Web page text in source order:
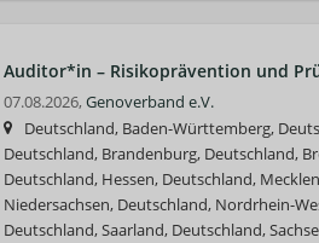
Auditor*in – Risikoprävention und
07.08.2026, Genoverband e.V.
Deutschland, Baden-Württemberg,
Deutschland, Brandenburg, Deutschland,
Deutschland, Hessen, Deutschland,
Niedersachsen, Deutschland, Nordrhein-
Deutschland, Saarland, Deutschland,